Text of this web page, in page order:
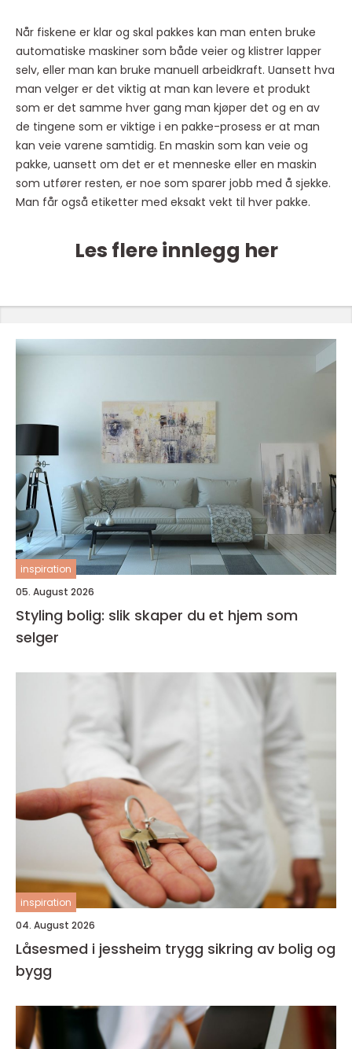
Når fiskene er klar og skal pakkes kan man enten bruke
automatiske maskiner som både veier og klistrer lapper
selv, eller man kan bruke manuell arbeidkraft. Uansett hva
man velger er det viktig at man kan levere et produkt
som er det samme hver gang man kjøper det og en av
de tingene som er viktige i en pakke-prosess er at man
kan veie varene samtidig. En maskin som kan veie og
pakke, uansett om det er et menneske eller en maskin
som utfører resten, er noe som sparer jobb med å sjekke.
Man får også etiketter med eksakt vekt til hver pakke.
Les flere innlegg her
inspiration
05. August 2026
Styling bolig: slik skaper du et hjem som
selger
inspiration
04. August 2026
Låsesmed i jessheim trygg sikring av bolig og
bygg